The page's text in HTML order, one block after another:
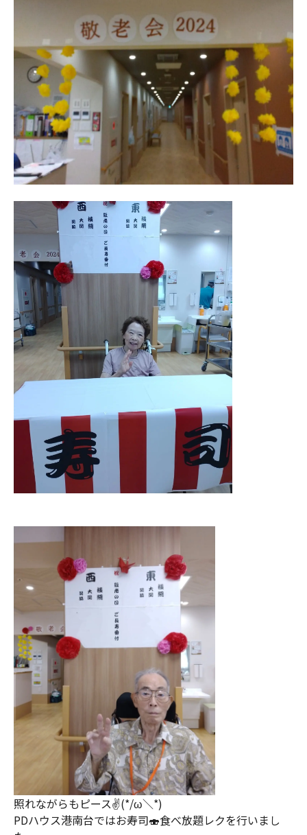
照れながらもピース✌️(*/ω＼*)
PDハウス港南台ではお寿司🍣食べ放題レクを行いまし